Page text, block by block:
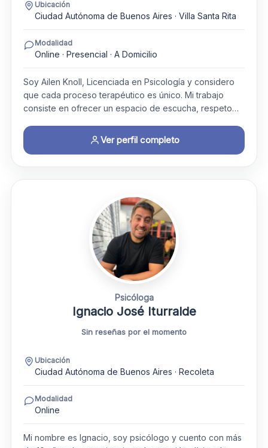
Ubicación
Ciudad Autónoma de Buenos Aires · Villa Santa Rita
Modalidad
Online · Presencial · A Domicilio
Soy Ailen Knoll, Licenciada en Psicología y considero
que cada proceso terapéutico es único. Mi trabajo
consiste en ofrecer un espacio de escucha, respeto…
Ver perfil completo
Psicóloga
Ignacio José Iturralde
Sin reseñas por el momento
Ubicación
Ciudad Autónoma de Buenos Aires · Recoleta
Modalidad
Online
Mi nombre es Ignacio, soy psicólogo y cuento con más